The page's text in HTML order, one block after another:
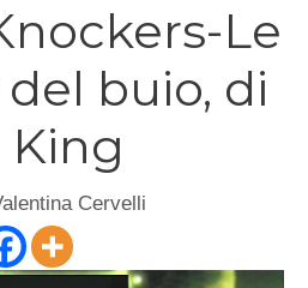
Le
buio, di
Cervelli